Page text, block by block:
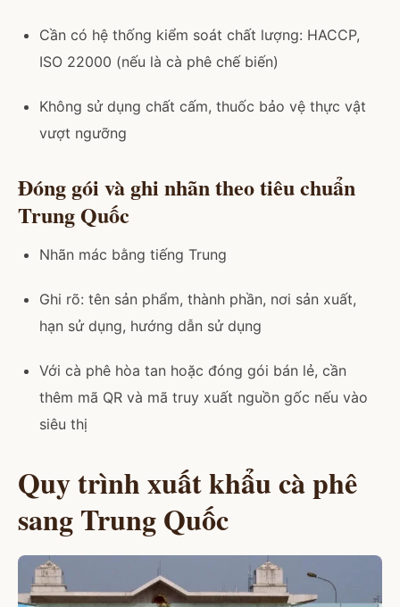
Cần có hệ thống kiểm soát chất lượng: HACCP,
ISO 22000 (nếu là cà phê chế biến)
Không sử dụng chất cấm, thuốc bảo vệ thực vật
vượt ngưỡng
Đóng gói và ghi nhãn theo tiêu chuẩn
Trung Quốc
Nhãn mác bằng tiếng Trung
Ghi rõ: tên sản phẩm, thành phần, nơi sản xuất,
hạn sử dụng, hướng dẫn sử dụng
Với cà phê hòa tan hoặc đóng gói bán lẻ, cần
thêm mã QR và mã truy xuất nguồn gốc nếu vào
siêu thị
Quy trình xuất khẩu cà phê
sang Trung Quốc